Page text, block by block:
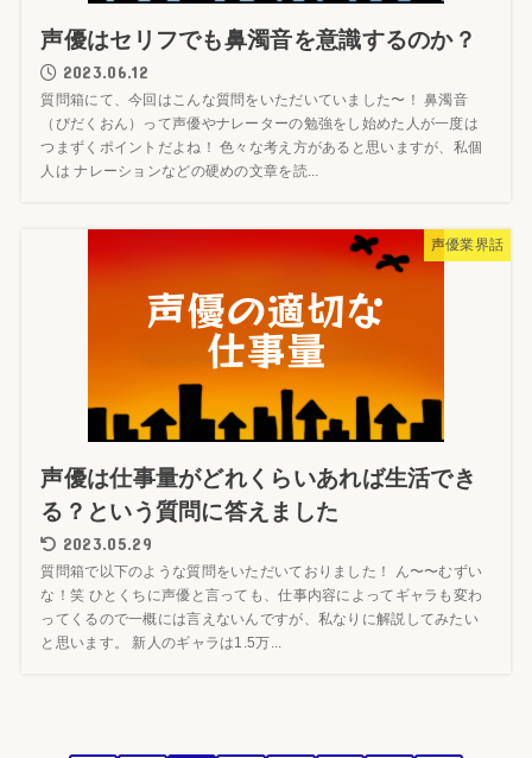
声優はセリフでも鼻濁音を意識するのか？
2023.06.12
質問箱にて、今回はこんな質問をいただいていました〜！ 鼻濁音
（びだくおん）って声優やナレーターの勉強をし始めた人が一度は
つまずくポイントだよね！ 色々な考え方があると思いますが、私個
人は ナレーションなどの硬めの文章を読...
声優業界話
声優は仕事量がどれくらいあれば生活でき
る？という質問に答えました
2023.05.29
質問箱で以下のような質問をいただいておりました！ ん〜〜むずい
な！笑 ひとくちに声優と言っても、仕事内容によってギャラも変わ
ってくるので一概には言えないんですが、私なりに解説してみたい
と思います。 新人のギャラは1.5万...